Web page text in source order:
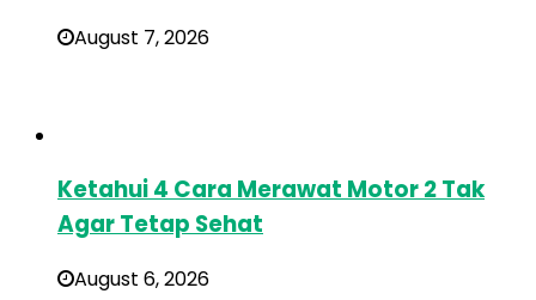
August 7, 2026
Ketahui 4 Cara Merawat Motor 2 Tak
Agar Tetap Sehat
August 6, 2026